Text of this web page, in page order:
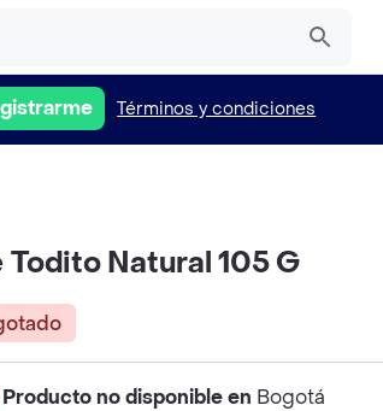
Términos y condiciones
Todito Natural 105 G
Producto no disponible en Bogotá